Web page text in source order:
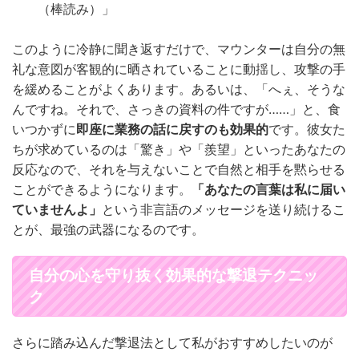
（棒読み）」
このように冷静に聞き返すだけで、マウンターは自分の無
礼な意図が客観的に晒されていることに動揺し、攻撃の手
を緩めることがよくあります。あるいは、「へぇ、そうな
んですね。それで、さっきの資料の件ですが……」と、食
いつかずに即座に業務の話に戻すのも効果的です。彼女た
ちが求めているのは「驚き」や「羨望」といったあなたの
反応なので、それを与えないことで自然と相手を黙らせる
ことができるようになります。
「あなたの言葉は私に届い
ていませんよ」 という非言語のメッセージを送り続けるこ
とが、最強の武器になるのです。
自分の心を守り抜く効果的な撃退テクニッ
ク
さらに踏み込んだ撃退法として私がおすすめしたいのが